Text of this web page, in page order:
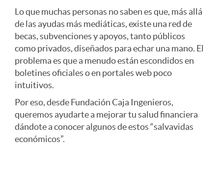
e
s
a
n
e
r
a
-
J
o
v
e
n
Lo que muchas personas no saben es que, más allá
de las ayudas más mediáticas, existe una red de
becas, subvenciones y apoyos, tanto públicos
como privados, diseñados para echar una mano. El
problema es que a menudo están escondidos en
boletines oficiales o en portales web poco
intuitivos.
Por eso, desde Fundación Caja Ingenieros,
queremos ayudarte a mejorar tu salud financiera
dándote a conocer algunos de estos “salvavidas
económicos”.